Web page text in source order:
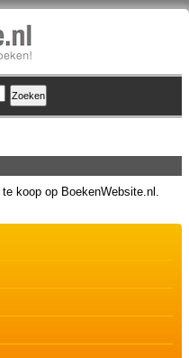
te koop op BoekenWebsite.nl.